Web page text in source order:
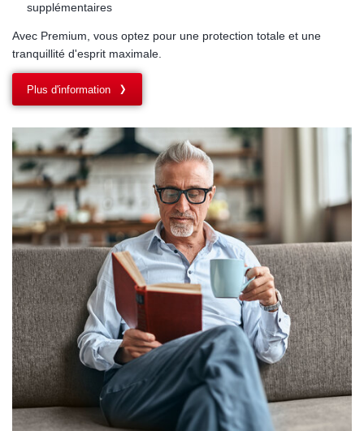
supplémentaires
Avec Premium, vous optez pour une protection totale et une
tranquillité d'esprit maximale.
Plus d'information